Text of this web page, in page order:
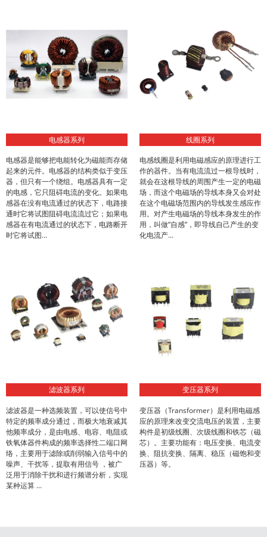
电感器系列
电感器是能够把电能转化为磁能而存储
起来的元件。电感器的结构类似于变压
器，但只有一个绕组。电感器具有一定
的电感，它只阻碍电流的变化。如果电
感器在没有电流通过的状态下，电路接
通时它将试图阻碍电流流过它；如果电
感器在有电流通过的状态下，电路断开
时它将试图...
线圈系列
电感线圈是利用电磁感应的原理进行工
作的器件。当有电流流过一根导线时，
就会在这根导线的周围产生一定的电磁
场，而这个电磁场的导线本身又会对处
在这个电磁场范围内的导线发生感应作
用。对产生电磁场的导线本身发生的作
用，叫做“自感“，即导线自己产生的变
化电流产...
滤波器系列
滤波器是一种选频装置，可以使信号中
特定的频率成分通过，而极大地衰减其
他频率成分，是由电感、电容、电阻或
铁氧体器件构成的频率选择性二端口网
络，主要用于滤除或削弱输入信号中的
噪声、干扰等，提取有用信号 ，被广
泛用于消除干扰和进行频谱分析，实现
某种运算 ...
变压器系列
变压器（Transformer）是利用电磁感
应的原理来改变交流电压的装置，主要
构件是初级线圈、次级线圈和铁芯（磁
芯）。主要功能有：电压变换、电流变
换、阻抗变换、隔离、稳压（磁饱和变
压器）等。